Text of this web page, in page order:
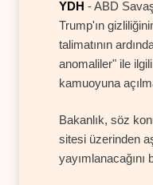
YDH - ABD
Trump'ın
talimatının
anomaliler" ile
kamuoyuna
Bakanlık, söz
sitesi üzerinden
yayımlanacağını